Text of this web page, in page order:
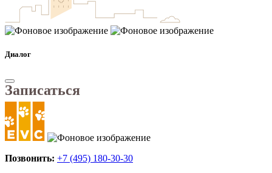
Диалог
Записаться
Позвонить: +7 (495) 180-30-30